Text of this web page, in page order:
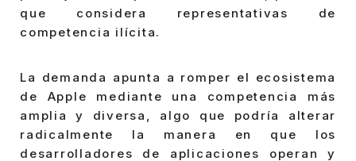
que considera representativas de
competencia ilícita.
La demanda apunta a romper el ecosistema
de Apple mediante una competencia más
amplia y diversa, algo que podría alterar
radicalmente la manera en que los
desarrolladores de aplicaciones operan y